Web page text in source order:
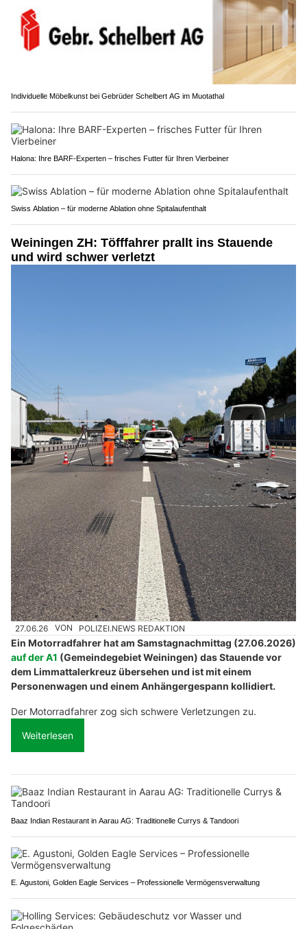
Individuelle Möbelkunst bei Gebrüder Schelbert AG im Muotathal
Halona: Ihre BARF-Experten – frisches Futter für Ihren Vierbeiner
Swiss Ablation – für moderne Ablation ohne Spitalaufenthalt
Weiningen ZH: Töfffahrer prallt ins Stauende
und wird schwer verletzt
27.06.26 VON POLIZEI.NEWS REDAKTION
Ein Motorradfahrer hat am Samstagnachmittag (27.06.2026)
auf der A1 (Gemeindegebiet Weiningen) das Stauende vor
dem Limmattalerkreuz übersehen und ist mit einem
Personenwagen und einem Anhängergespann kollidiert.
Der Motorradfahrer zog sich schwere Verletzungen zu.
Weiterlesen
Baaz Indian Restaurant in Aarau AG: Traditionelle Currys & Tandoori
E. Agustoni, Golden Eagle Services – Professionelle Vermögensverwaltung